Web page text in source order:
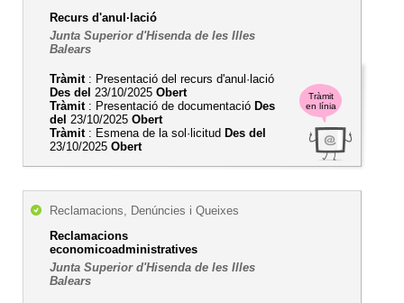
Tràmit
en línia
Recurs d'anul·lació
Junta Superior d'Hisenda de les Illes
Balears
Tràmit: Presentació del recurs d'anul·lació
Des del 23/10/2025 Obert
Tràmit: Presentació de documentació Des
del 23/10/2025 Obert
Tràmit: Esmena de la sol·licitud Des del
23/10/2025 Obert
Reclamacions, Denúncies i Queixes
Reclamacions
economicoadministratives
Junta Superior d'Hisenda de les Illes
Balears